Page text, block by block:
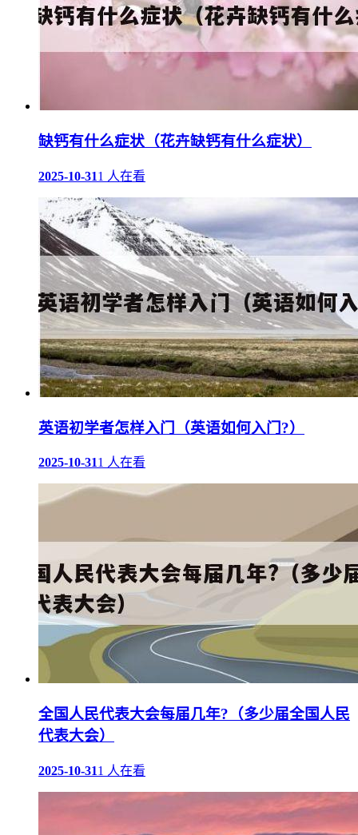
缺钙有什么症状（花卉缺钙有什么症状）
2025-10-311 人在看
英语初学者怎样入门（英语如何入门?）
2025-10-311 人在看
全国人民代表大会每届几年?（多少届全国人民
代表大会）
2025-10-311 人在看